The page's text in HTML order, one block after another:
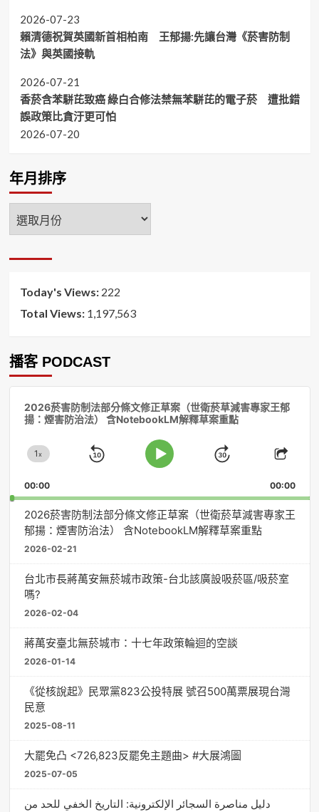
2026-07-23
賴清德祝賀英國新首相柏南 王郁揚:先讓台灣《菸害防制
法》與英國接軌
2026-07-21
香菸含苯駢芘致癌 綠白合修法禁無苯駢芘的電子菸 遭批錯
誤政策比貪汙更可怕
2026-07-20
年月排序
年
月
Today's Views: 222
Total Views: 1,197,563
播客 PODCAST
2026菸害防制法部分條文修正草案（世衛菸草減害專家王郁
揚：煙害防治法） 含NotebookLM解釋草案重點
Change
Rate
1x
Skip
Play
Jump
Forward
Share
00:00 00:00
2026菸害防制法部分條文修正草案（世衛菸草減害專家王
郁揚：煙害防治法） 含NotebookLM解釋草案重點
2026-02-21
台北市長蔣萬安無菸城市政策-台北該廣設吸菸區/吸菸室
嗎?
2026-02-04
蔣萬安臺北無菸城市：十七年政策輪迴的空談
2026-01-14
《從核說起》民眾黨823公投特展 號召500萬票展現台灣
民意
2025-08-11
大罷免凸 <726,823反罷免主題曲> #大展鴻圖
2025-07-05
دليل مناصرة السجائر الإلكترونية: التاريخ الخفي للحد من